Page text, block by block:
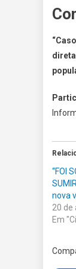
“FOI
nova
20 de
Em